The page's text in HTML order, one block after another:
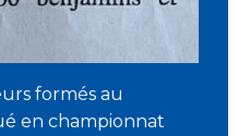
formés au
en championnat